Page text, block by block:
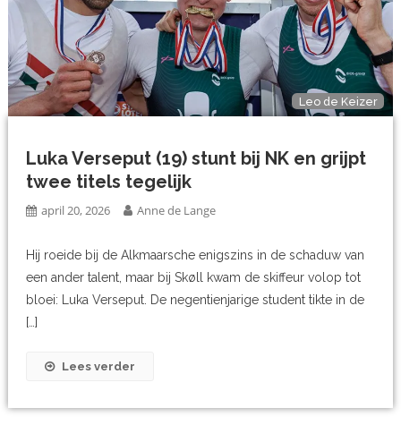
Leo de Keizer
Luka Verseput (19) stunt bij NK en grijpt
twee titels tegelijk
april 20, 2026 Anne de Lange
Hij roeide bij de Alkmaarsche enigszins in de schaduw van
een ander talent, maar bij Skøll kwam de skiffeur volop tot
bloei: Luka Verseput. De negentienjarige student tikte in de
[…]
Lees verder